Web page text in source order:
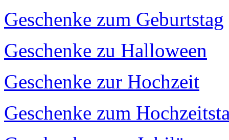
Geschenke zum Geburtstag
Geschenke zu Halloween
Geschenke zur Hochzeit
Geschenke zum